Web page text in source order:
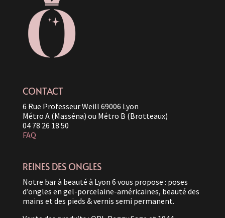
CONTACT
6 Rue Professeur Weill 69006 Lyon
Métro A (Masséna) ou Métro B (Brotteaux)
04 78 26 18 50
FAQ
REINES DES ONGLES
Notre bar à beauté à Lyon 6 vous propose : poses
d’ongles en gel-porcelaine-américaines, beauté des
mains et des pieds & vernis semi permanent.